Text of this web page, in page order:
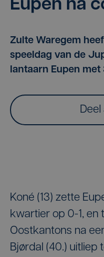
Eupen na
Zulte Waregem
speeldag van de
lantaarn Eupen met
Koné (13) zette
kwartier op 0-1, en
Oostkantons na
Bjørdal (40.) uitliep